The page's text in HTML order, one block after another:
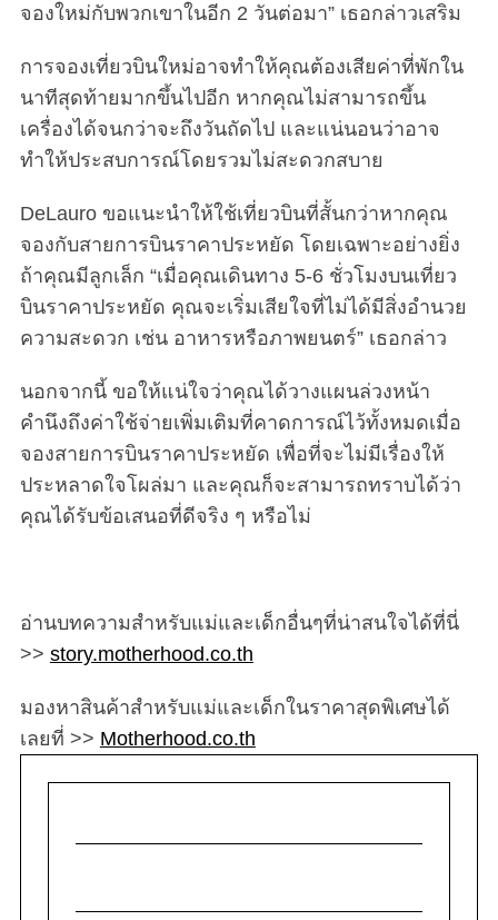
จองใหม่กับพวกเขาในอีก 2 วันต่อมา” เธอกล่าวเสริม
การจองเที่ยวบินใหม่อาจทำให้คุณต้องเสียค่าที่พักใน
นาทีสุดท้ายมากขึ้นไปอีก หากคุณไม่สามารถขึ้น
เครื่องได้จนกว่าจะถึงวันถัดไป และแน่นอนว่าอาจ
ทำให้ประสบการณ์โดยรวมไม่สะดวกสบาย
DeLauro ขอแนะนำให้ใช้เที่ยวบินที่สั้นกว่าหากคุณ
จองกับสายการบินราคาประหยัด โดยเฉพาะอย่างยิ่ง
ถ้าคุณมีลูกเล็ก “เมื่อคุณเดินทาง 5-6 ชั่วโมงบนเที่ยว
บินราคาประหยัด คุณจะเริ่มเสียใจที่ไม่ได้มีสิ่งอำนวย
ความสะดวก เช่น อาหารหรือภาพยนตร์” เธอกล่าว
นอกจากนี้ ขอให้แน่ใจว่าคุณได้วางแผนล่วงหน้า
คำนึงถึงค่าใช้จ่ายเพิ่มเติมที่คาดการณ์ไว้ทั้งหมดเมื่อ
จองสายการบินราคาประหยัด เพื่อที่จะไม่มีเรื่องให้
ประหลาดใจโผล่มา และคุณก็จะสามารถทราบได้ว่า
คุณได้รับข้อเสนอที่ดีจริง ๆ หรือไม่
อ่านบทความสำหรับแม่และเด็กอื่นๆที่น่าสนใจได้ที่นี่
>> story.motherhood.co.th
มองหาสินค้าสำหรับแม่และเด็กในราคาสุดพิเศษได้
เลยที่ >> Motherhood.co.th